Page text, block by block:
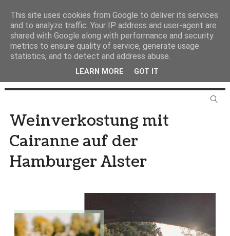
Weinverkostung mit
Cairanne auf der
Hamburger Alster
This site uses cookies from Google to deliver its services
and to analyze traffic. Your IP address and user-agent are
shared with Google along with performance and security
metrics to ensure quality of service, generate usage
statistics, and to detect and address abuse.
LEARN MORE GOT IT